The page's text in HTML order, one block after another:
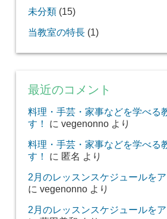
未分類(15)
当教室の特長(1)
最近のコメント
料理・手芸・家事などを学べる
す！
に vegenonnoより
料理・手芸・家事などを学べる
す！
に 匿名 より
2月のレッスンスケジュールをア
に vegenonnoより
2月のレッスンスケジュールを